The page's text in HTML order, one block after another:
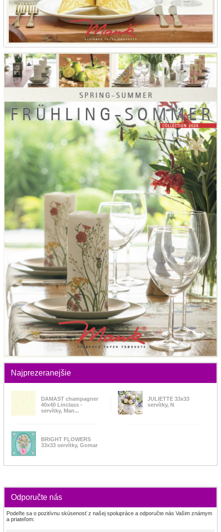
Najprezeranejšie
DAMAST champagner
40x40 Linclass -
servítky, Man...
JULIETTE 33x33
servítky, N
BRIGHT FLOWERS
33x33 servítky, Gomar
Odporučte nás
Podeľte sa o pozitívnu skúsenosť z našej spolupráce a odporučte nás Vašim známym
a priateľom: